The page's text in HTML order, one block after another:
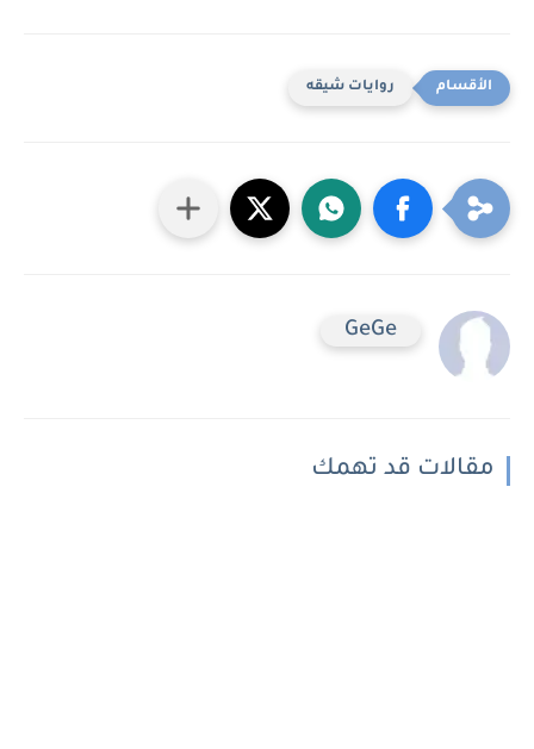
روايات شيقه
GeGe
مقالات قد تهمك